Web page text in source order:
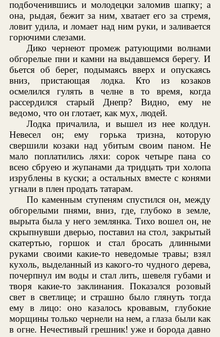
подбоченившись и молодецки заломив шапку; а
она, рыдая, бежит за ним, хватает его за стремя,
ловит удила, и ломает над ним руки, и заливается
горючими слезами.
Дико чернеют промеж ратующими волнами
обгорелые пни и камни на выдавшемся берегу. И
бьется об берег, подымаясь вверх и опускаясь
вниз, пристающая лодка. Кто из козаков
осмелился гулять в челне в то время, когда
рассердился старый Днепр? Видно, ему не
ведомо, что он глотает, как мух, людей.
Лодка причалила, и вышел из нее колдун.
Невесел он; ему горька тризна, которую
свершили козаки над убитым своим паном. Не
мало поплатились ляхи: сорок четыре пана со
всею сбруею и жупанами да тридцать три холопа
изрублены в куски; а остальных вместе с конями
угнали в плен продать татарам.
По каменным ступеням спустился он, между
обгорелыми пнями, вниз, где, глубоко в земле,
вырыта была у него землянка. Тихо вошел он, не
скрыпнувши дверью, поставил на стол, закрытый
скатертью, горшок и стал бросать длинными
руками своими какие-то неведомые травы; взял
кухоль, выделанный из какого-то чудного дерева,
почерпнул им воды и стал лить, шевеля губами и
творя какие-то заклинания. Показался розовый
свет в светлице; и страшно было глянуть тогда
ему в лицо: оно казалось кровавым, глубокие
морщины только чернели на нем, а глаза были как
в огне. Нечестивый грешник! уже и борода давно